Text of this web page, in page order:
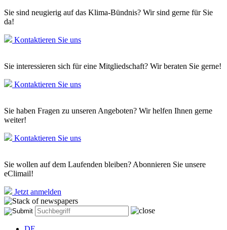
Sie sind neugierig auf das Klima-Bündnis? Wir sind gerne für Sie
da!
Kontaktieren Sie uns
Sie interessieren sich für eine Mitgliedschaft? Wir beraten Sie gerne!
Kontaktieren Sie uns
Sie haben Fragen zu unseren Angeboten? Wir helfen Ihnen gerne
weiter!
Kontaktieren Sie uns
Sie wollen auf dem Laufenden bleiben? Abonnieren Sie unsere
eClimail!
Jetzt anmelden